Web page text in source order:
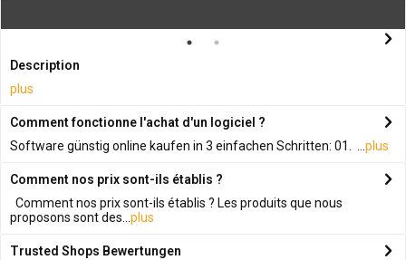
Description
plus
Comment fonctionne l'achat d'un logiciel ?
Software günstig online kaufen in 3 einfachen Schritten: 01. ... plus
Comment nos prix sont-ils établis ?
Comment nos prix sont-ils établis ? Les produits que nous
proposons sont des... plus
Trusted Shops Bewertungen